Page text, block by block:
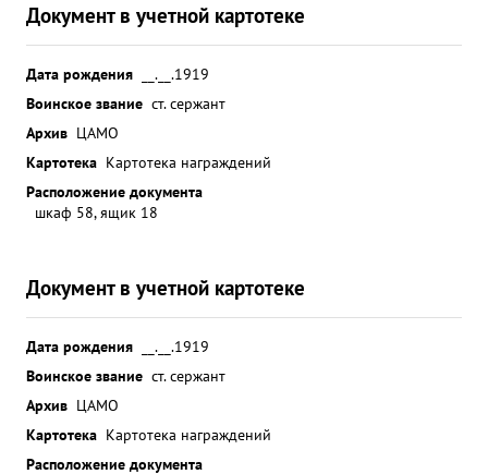
Документ в учетной картотеке
Дата рождения
__.__.1919
Воинское звание ст. сержант
Архив ЦАМО
Картотека Картотека награждений
Расположение документа
шкаф 58, ящик 18
Документ в учетной картотеке
Дата рождения
__.__.1919
Воинское звание ст. сержант
Архив ЦАМО
Картотека Картотека награждений
Расположение документа